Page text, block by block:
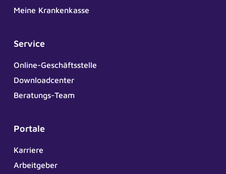
Meine Krankenkasse
Service
Online-Geschäftsstelle
Downloadcenter
Beratungs-Team
Portale
Karriere
Arbeitgeber